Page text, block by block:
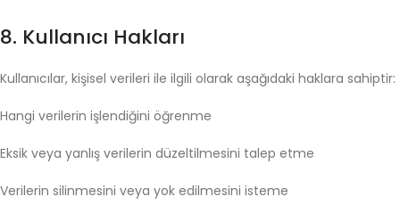
8. Kullanıcı Hakları
Kullanıcılar, kişisel verileri ile ilgili olarak aşağıdaki haklara sahiptir:
Hangi verilerin işlendiğini öğrenme
Eksik veya yanlış verilerin düzeltilmesini talep etme
Verilerin silinmesini veya yok edilmesini isteme